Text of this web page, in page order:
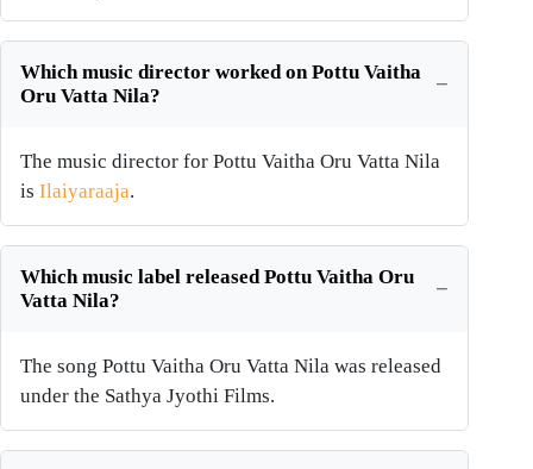
Which music director worked on Pottu Vaitha
Oru Vatta Nila?
The music director for Pottu Vaitha Oru Vatta Nila
is Ilaiyaraaja.
Which music label released Pottu Vaitha Oru
Vatta Nila?
The song Pottu Vaitha Oru Vatta Nila was released
under the Sathya Jyothi Films.